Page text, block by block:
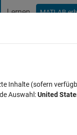
Lernen MATLAB
when
Inhalte (sofern
Auswahl:United